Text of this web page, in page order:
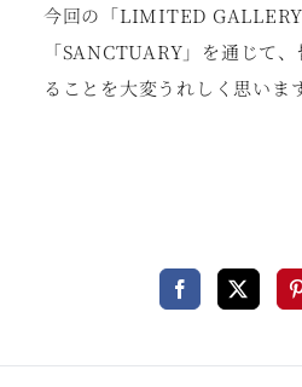
今回の「LIMITED
「SANCTUARY」を通じて
ることを大変うれしく思います